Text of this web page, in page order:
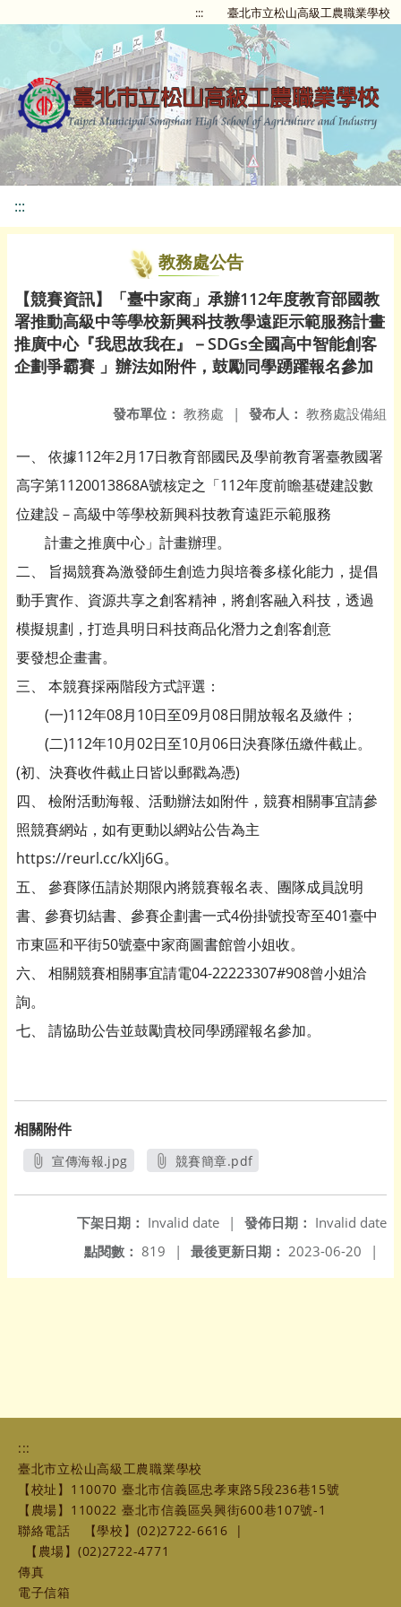
::: 臺北市立松山高級工農職業學校
:::
教務處公告
【競賽資訊】「臺中家商」承辦112年度教育部國教
署推動高級中等學校新興科技教學遠距示範服務計畫
推廣中心『我思故我在』－SDGs全國高中智能創客
企劃爭霸賽 」辦法如附件，鼓勵同學踴躍報名參加
發布人： 教務處設備組
發布單位： 教務處 |
一、 依據112年2月17日教育部國民及學前教育署臺教國署
高字第1120013868A號核定之「112年度前瞻基礎建設數
位建設－高級中等學校新興科技教育遠距示範服務
計畫之推廣中心」計畫辦理。
二、 旨揭競賽為激發師生創造力與培養多樣化能力，提倡
動手實作、資源共享之創客精神，將創客融入科技，透過
模擬規劃，打造具明日科技商品化潛力之創客創意
要發想企畫書。
三、 本競賽採兩階段方式評選：
(一)112年08月10日至09月08日開放報名及繳件；
(二)112年10月02日至10月06日決賽隊伍繳件截止。
(初、決賽收件截止日皆以郵戳為憑)
四、 檢附活動海報、活動辦法如附件，競賽相關事宜請參
照競賽網站，如有更動以網站公告為主
https://reurl.cc/kXlj6G。
五、 參賽隊伍請於期限內將競賽報名表、團隊成員說明
書、參賽切結書、參賽企劃書一式4份掛號投寄至401臺中
市東區和平街50號臺中家商圖書館曾小姐收。
六、 相關競賽相關事宜請電04-22223307#908曾小姐洽
詢。
七、 請協助公告並鼓勵貴校同學踴躍報名參加。
相關附件
宣傳海報.jpg
競賽簡章.pdf
發佈日期： Invalid date
下架日期： Invalid date
|
最後更新日期： 2023-06-20 |
點閱數： 819 |
:::
臺北市立松山高級工農職業學校
【校址】110070 臺北市信義區忠孝東路5段236巷15號
【農場】110022 臺北市信義區吳興街600巷107號-1
聯絡電話
【學校】(02)2722-6616
|
【農場】(02)2722-4771
傳真
電子信箱